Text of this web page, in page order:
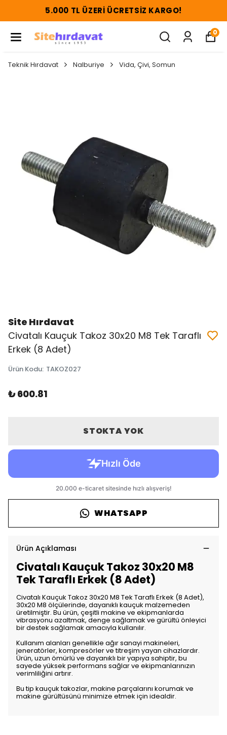
5.000 TL ÜZERI ÜCRETSIZ KARGO!
0
Teknik Hırdavat Nalburiye Vida, Çivi, Somun
Site Hırdavat
Civatalı Kauçuk Takoz 30x20 M8 Tek Taraflı
Erkek (8 Adet)
Ürün Kodu: TAKOZ027
₺ 600.81
STOKTA YOK
WHATSAPP
Ürün Açıklaması
Civatalı Kauçuk Takoz 30x20 M8
Tek Taraflı Erkek (8 Adet)
Civatalı Kauçuk Takoz 30x20 M8 Tek Taraflı Erkek (8 Adet),
30x20 M8 ölçülerinde, dayanıklı kauçuk malzemeden
üretilmiştir. Bu ürün, çeşitli makine ve ekipmanlarda
vibrasyonu azaltmak, denge sağlamak ve gürültü önleyici
bir destek sağlamak amacıyla kullanılır.
Kullanım alanları genellikle ağır sanayi makineleri,
jeneratörler, kompresörler ve titreşim yayan cihazlardır.
Ürün, uzun ömürlü ve dayanıklı bir yapıya sahiptir, bu
sayede yüksek performans sağlar ve ekipmanlarınızın
verimliliğini artırır.
Bu tip kauçuk takozlar, makine parçalarını korumak ve
makine gürültüsünü minimize etmek için idealdir.